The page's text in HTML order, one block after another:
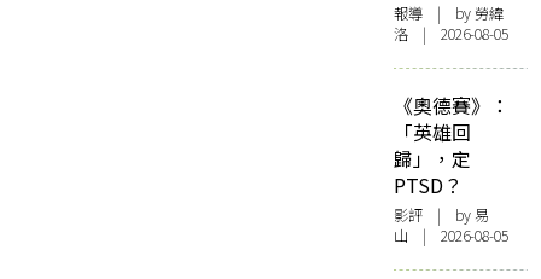
報導 | by 勞緯
洛 | 2026-08-05
《奧德賽》：
「英雄回
歸」，定
PTSD？
影評 | by 易
山 | 2026-08-05